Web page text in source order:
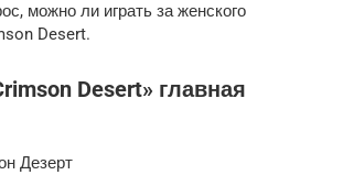
можно ли играть за женского
Desert.
Desert» главная